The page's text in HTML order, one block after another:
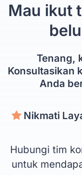
Mau ikut
Tenang,
Konsultasikan
Anda
Nikmati
Hubungi tim
untuk